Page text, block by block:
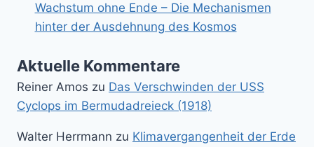
Wachstum ohne Ende – Die Mechanismen
hinter der Ausdehnung des Kosmos
Aktuelle Kommentare
Reiner Amos zu Das Verschwinden der USS
Cyclops im Bermudadreieck (1918)
Walter Herrmann zu Klimavergangenheit der Erde